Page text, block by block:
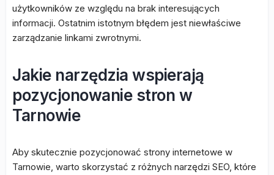
użytkowników ze względu na brak interesujących
informacji. Ostatnim istotnym błędem jest niewłaściwe
zarządzanie linkami zwrotnymi.
Jakie narzędzia wspierają
pozycjonowanie stron w
Tarnowie
Aby skutecznie pozycjonować strony internetowe w
Tarnowie, warto skorzystać z różnych narzędzi SEO, które